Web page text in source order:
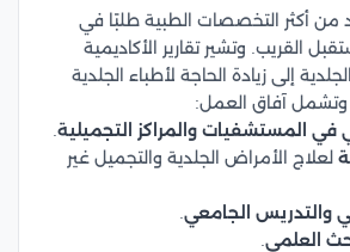
أكثر التخصصات الطبية طلبًا في
القريب. وتشير تقارير الأكاديمية
إلى زيادة الحاجة لأطباء الجلدية
. وتشمل آفاق العمل:
في المستشفيات والمراكز التجميلية
لعلاج الأمراض الجلدية والتجميل غير
والتدريس الجامعي
العلمي